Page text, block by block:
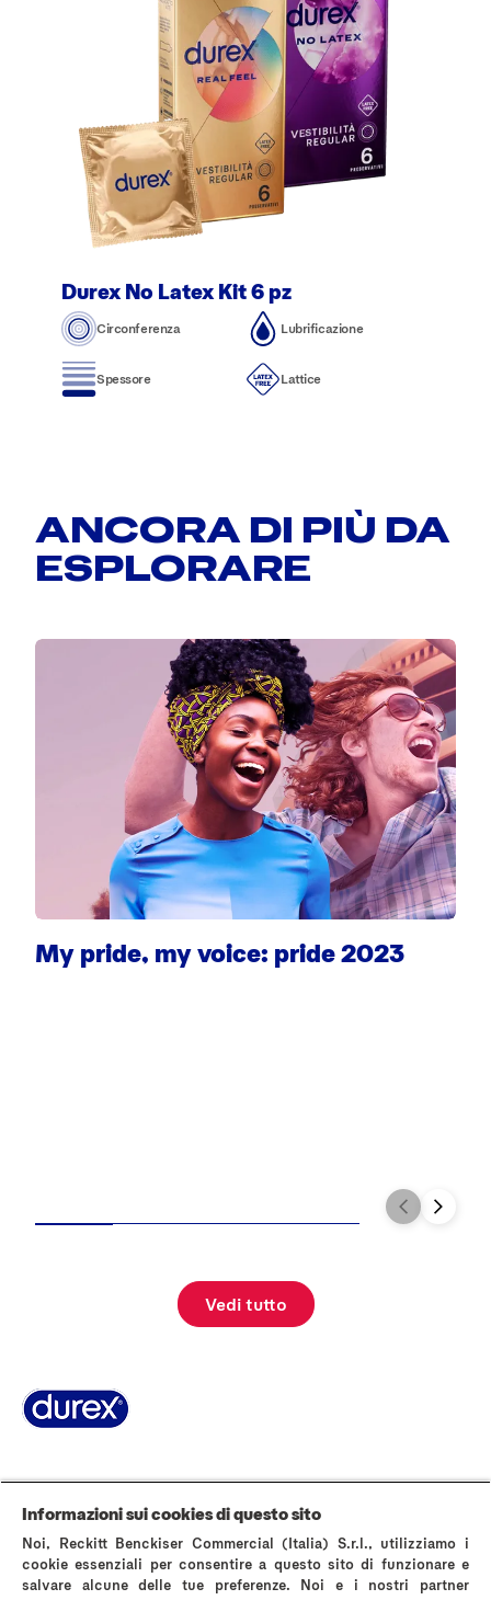
Durex No Latex Kit 6 pz
Circonferenza Lubrificazione
Spessore Lattice
ANCORA DI PIÙ DA
ESPLORARE
My pride, my voice: pride 2023
Vedi tutto
La storia di DurexDomande FrequentiArea stampa
Contattaci
Politica sui cookiesAvviso sulla Privacy
Termini & Condizioni di Utilizzo del Sito Web
Informazioni sui cookies di questo sito
Noi, Reckitt Benckiser Commercial (Italia) S.r.l., utilizziamo i
cookie essenziali per consentire a questo sito di funzionare e
salvare alcune delle tue preferenze. Noi e i nostri partner